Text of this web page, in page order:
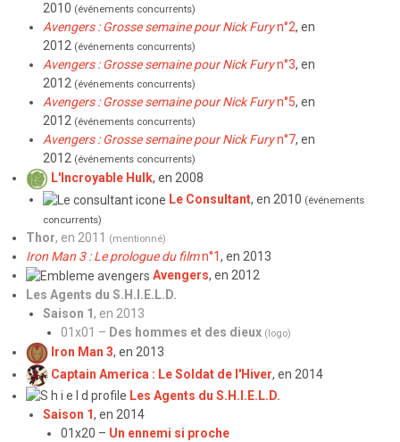
2010 (événements concurrents)
Avengers : Grosse semaine pour Nick Furyn°2, en
2012 (événements concurrents)
Avengers : Grosse semaine pour Nick Furyn°3, en
2012 (événements concurrents)
Avengers : Grosse semaine pour Nick Furyn°5, en
2012 (événements concurrents)
Avengers : Grosse semaine pour Nick Furyn°7, en
2012 (événements concurrents)
L'Incroyable Hulk, en 2008
Le Consultant, en 2010 (événements
concurrents)
Thor, en 2011 (mentionné)
Iron Man 3 : Le prologue du filmn°1, en 2013
Avengers, en 2012
Les Agents du S.H.I.E.L.D.
Saison 1, en 2013
01x01 – Des hommes et des dieux (logo)
Iron Man 3, en 2013
Captain America : Le Soldat de l'Hiver, en 2014
Les Agents du S.H.I.E.L.D.
Saison 1, en 2014
01x20 – Un ennemi si proche